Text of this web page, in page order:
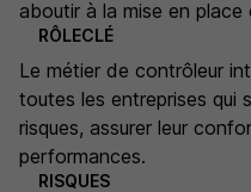
aboutir à la mise en place
RÔLECLÉ
Le métier de contrôleur
toutes les entreprises qui
risques, assurer leur
performances.
RISQUES